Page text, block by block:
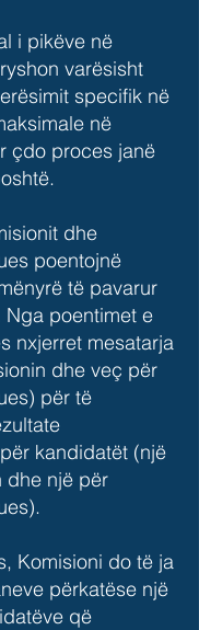
i pikëve në
varësisht
specifik në
në
çdo proces janë
dhe
poentojnë
të pavarur
Nga poentimet e
nxjerret mesatarja
dhe veç për
për të
kandidatët (një
dhe një për
Komisioni do të ja
përkatëse një
që